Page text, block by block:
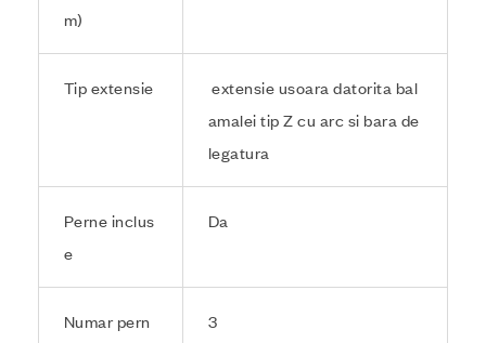
m)
Tip extensie
extensie usoara datorita bal
amalei tip Z cu arc si bara de
legatura
Perne inclus
e
Da
Numar pern
3